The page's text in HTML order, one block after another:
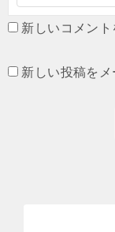
新しいコメン
新しい投稿を